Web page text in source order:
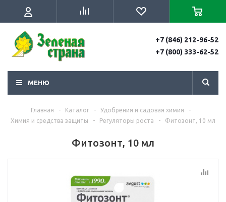
+7 (846) 212-96-52
+7 (800) 333-62-52
МЕНЮ
Главная - Каталог - Удобрения и садовая химия
-
Химия и средства защиты
- Регуляторы роста - Фитозонт, 10 мл
Фитозонт, 10 мл